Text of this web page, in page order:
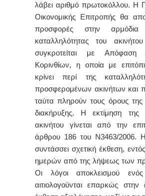
λάβει αριθμό πρωτοκόλλου. Η
Οικονομικής Επιτροπής θα
προσφορές στην αρμόδια
καταλληλότητας του
συγκροτείται με Απόφαση
Κορινθίων, η οποία με
κρίνει περί της
προσφερομένων ακινήτων και
ταύτα πληρούν τους όρους
διακήρυξης. Η εκτίμηση της
ακινήτου γίνεται από την
άρθρου 186 του Ν3463/2006.
συντάσσει σχετική έκθεση,
ημερών από της λήψεως των
Οι λόγοι αποκλεισμού ενός
αιτιολογούνται επαρκώς